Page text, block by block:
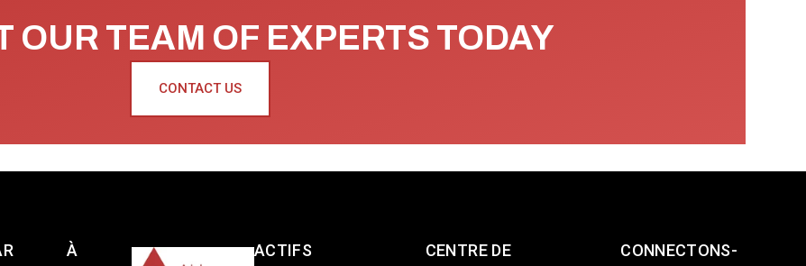
OUR TEAM OF EXPERTS TODAY
CONTACT US
À ACTIFS CENTRE DE CONNECTONS-